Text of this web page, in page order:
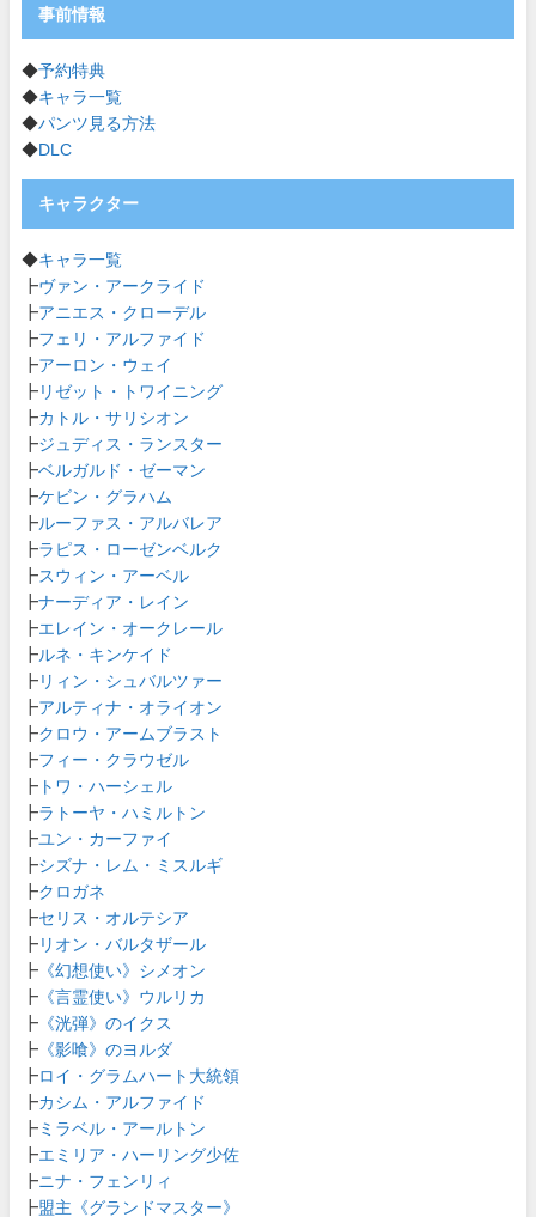
事前情報
◆予約特典
◆キャラ一覧
◆パンツ見る方法
◆DLC
キャラクター
◆キャラ一覧
┣ヴァン・アークライド
┣アニエス・クローデル
┣フェリ・アルファイド
┣アーロン・ウェイ
┣ リゼット・トワイニング
┣カトル・サリシオン
┣ジュディス・ランスター
┣ベルガルド・ゼーマン
┣ケビン・グラハム
┣ルーファス・アルバレア
┣ラピス・ローゼンベルク
┣スウィン・アーベル
┣ナーディア・レイン
┣エレイン・オークレール
┣ルネ・キンケイド
┣ リィン・シュバルツァー
┣アルティナ・オライオン
┣クロウ・アームブラスト
┣フィー・クラウゼル
┣ トワ・ハーシェル
┣ラトーヤ・ハミルトン
┣ユン・カーファイ
┣シズナ・レム・ミスルギ
┣クロガネ
┣セリス・オルテシア
┣ リオン・バルタザール
┣ 《幻想使い》シメオン
┣ 《言霊使い》ウルリカ
┣ 《洸弾》のイクス
┣ 《影喰》のヨルダ
┣ロイ・グラムハート大統領
┣カシム・アルファイド
┣ ミラベル・アールトン
┣エミリア・ハーリング少佐
┣ ニナ・フェンリィ
┣盟主《グランドマスター》